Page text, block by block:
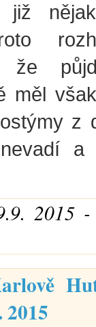
již
že
měl
z
a
2015 -
2015